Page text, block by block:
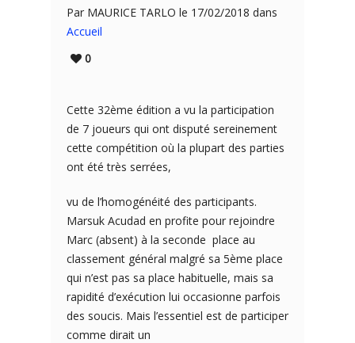
Par MAURICE TARLO le 17/02/2018 dans
Accueil
0
Cette 32ème édition a vu la participation
de 7 joueurs qui ont disputé sereinement
cette compétition où la plupart des parties
ont été très serrées,
vu de l’homogénéité des participants.
Marsuk Acudad en profite pour rejoindre
Marc (absent) à la seconde place au
classement général malgré sa 5ème place
qui n’est pas sa place habituelle, mais sa
rapidité d’exécution lui occasionne parfois
des soucis. Mais l’essentiel est de participer
comme dirait un